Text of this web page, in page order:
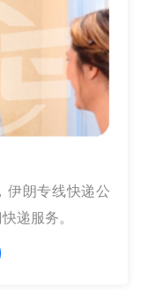
伊朗专线快递公
递服务。